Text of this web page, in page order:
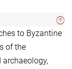
to Byzantine
of the